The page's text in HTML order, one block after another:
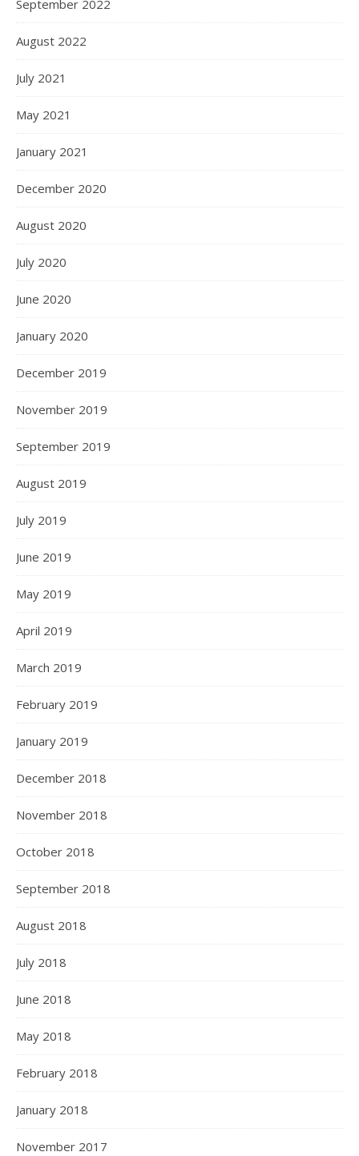
September 2022
August 2022
July 2021
May 2021
January 2021
December 2020
August 2020
July 2020
June 2020
January 2020
December 2019
November 2019
September 2019
August 2019
July 2019
June 2019
May 2019
April 2019
March 2019
February 2019
January 2019
December 2018
November 2018
October 2018
September 2018
August 2018
July 2018
June 2018
May 2018
February 2018
January 2018
November 2017